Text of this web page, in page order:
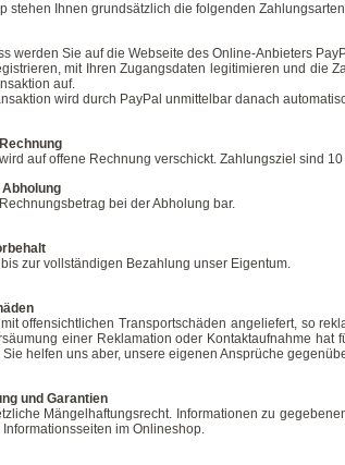
stehen Ihnen grundsätzlich die folgenden
werden Sie auf die Webseite des Online-Anbieters
mit Ihren Zugangsdaten legitimieren und die
auf.
wird durch PayPal unmittelbar danach
auf offene Rechnung verschickt. Zahlungsziel sind
bei der Abholung bar.
zur vollständigen Bezahlung unser Eigentum.
offensichtlichen Transportschäden angeliefert, so
einer Reklamation oder Kontaktaufnahme
Sie helfen uns aber, unsere eigenen Ansprüche
und Garantien
Mängelhaftungsrecht. Informationen zu
im Onlineshop.